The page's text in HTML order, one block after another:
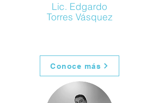
Lic. Edgardo
Torres Vásquez
Conoce más